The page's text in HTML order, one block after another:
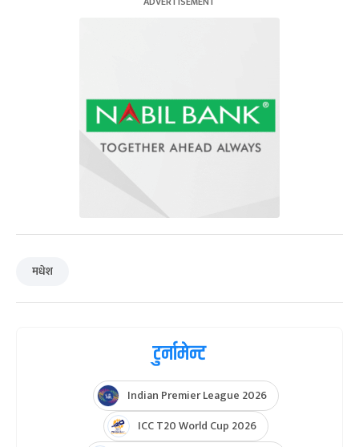
मधेश
टुर्नामेन्ट
Indian Premier League 2026
ICC T20 World Cup 2026